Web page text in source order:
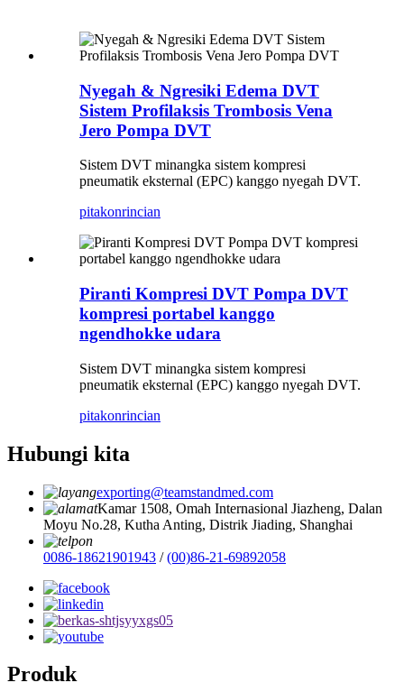
Nyegah & Ngresiki Edema DVT
Sistem Profilaksis Trombosis Vena
Jero Pompa DVT
Sistem DVT minangka sistem kompresi
pneumatik eksternal (EPC) kanggo nyegah DVT.
pitakonrincian
Piranti Kompresi DVT Pompa DVT
kompresi portabel kanggo
ngendhokke udara
Sistem DVT minangka sistem kompresi
pneumatik eksternal (EPC) kanggo nyegah DVT.
pitakonrincian
Hubungi kita
exporting@teamstandmed.com
Kamar 1508, Omah Internasional Jiazheng, Dalan
Moyu No.28, Kutha Anting, Distrik Jiading, Shanghai
0086-18621901943 /(00)86-21-69892058
Produk